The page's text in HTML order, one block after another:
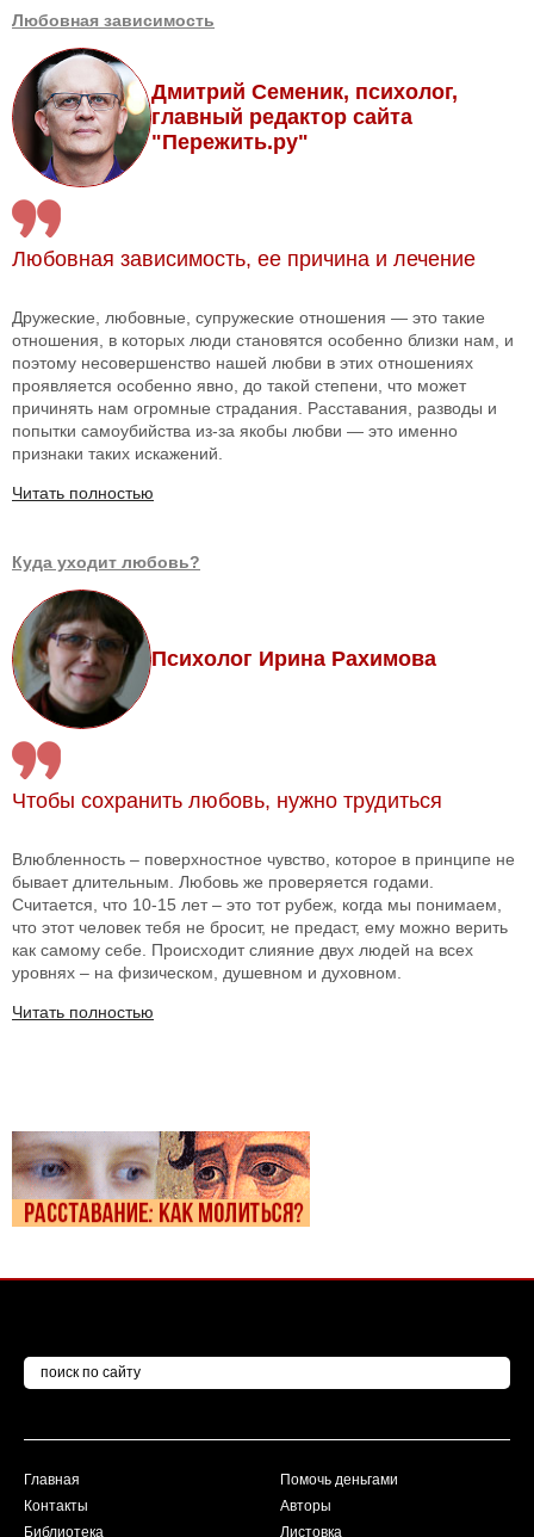
Любовная зависимость
Дмитрий Семеник, психолог,
главный редактор сайта
"Пережить.ру"
Любовная зависимость, ее причина и лечение
Дружеские, любовные, супружеские отношения — это такие
отношения, в которых люди становятся особенно близки нам, и
поэтому несовершенство нашей любви в этих отношениях
проявляется особенно явно, до такой степени, что может
причинять нам огромные страдания. Расставания, разводы и
попытки самоубийства из-за якобы любви — это именно
признаки таких искажений.
Читать полностью
Куда уходит любовь?
Психолог Ирина Рахимова
Чтобы сохранить любовь, нужно трудиться
Влюбленность – поверхностное чувство, которое в принципе не
бывает длительным. Любовь же проверяется годами.
Считается, что 10-15 лет – это тот рубеж, когда мы понимаем,
что этот человек тебя не бросит, не предаст, ему можно верить
как самому себе. Происходит слияние двух людей на всех
уровнях – на физическом, душевном и духовном.
Читать полностью
Главная
Контакты
Библиотека
Помочь деньгами
Авторы
Листовка